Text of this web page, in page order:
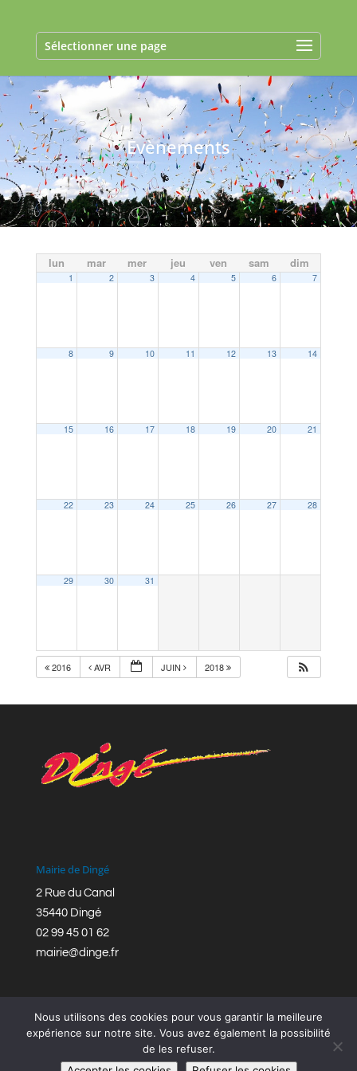
Sélectionner une page
Evènements
lun mar mer jeu ven sam dim
1 2 3 4 5 6 7
8 9 10 11 12 13 14
15 16 17 18 19 20 21
22 23 24 25 26 27 28
29 30 31
2016 AVR JUIN 2018
Mairie de Dingé
2 Rue du Canal
35440 Dingé
02 99 45 01 62
mairie@dinge.fr
Réalisation © Mairie de Dingé,Bretagne Romantique
Nous utilisons des cookies pour vous garantir la meilleure
expérience sur notre site. Vous avez également la possibilité
de les refuser.